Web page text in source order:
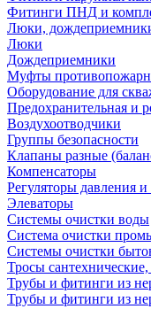
Фитинги ПНД и
Люки,
Люки
Дождеприемники
Муфты
Оборудование для
Предохранительная и
Воздухоотводчики
Группы безопасности
Клапаны разные
Компенсаторы
Регуляторы давления
Элеваторы
Системы очистки воды
Система очистки
Системы очистки
Тросы
Трубы и фитинги из
Трубы и фитинги из